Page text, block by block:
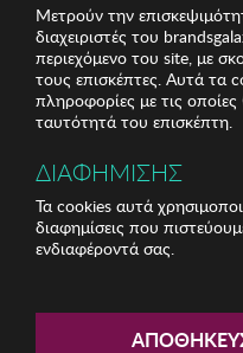
Ανδρική
Μετρούν την
διαχειριστές του
περιεχόμενο του site, με
τους επισκέπτες. Αυτά τα
πληροφορίες με τις
ταυτότητά του επισκέπτη.
ΔΙΑΦΗΜΙΣΗΣ
Τα cookies αυτά
διαφημίσεις που
ενδιαφέροντά σας.